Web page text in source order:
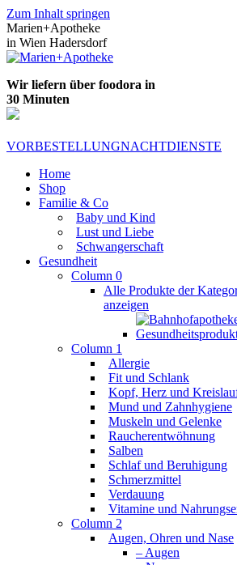
Zum Inhalt springen
Marien+Apotheke
in Wien Hadersdorf
Wir liefern über foodora in
30 Minuten
VORBESTELLUNGNACHTDIENSTE
Home
Shop
Familie & Co
Baby und Kind
Lust und Liebe
Schwangerschaft
Gesundheit
Column 0
Alle Produkte der
anzeigen
Column 1
Allergie
Fit und Schlank
Kopf, Herz und
Mund und Zahnhygiene
Muskeln und Gelenke
Raucherentwöhnung
Salben
Schlaf und Beruhigung
Schmerzmittel
Verdauung
Vitamine und
Column 2
Augen, Ohren und Nase
– Augen